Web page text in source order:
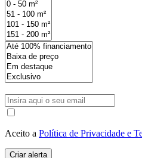
Aceito a Política de Privacidade e